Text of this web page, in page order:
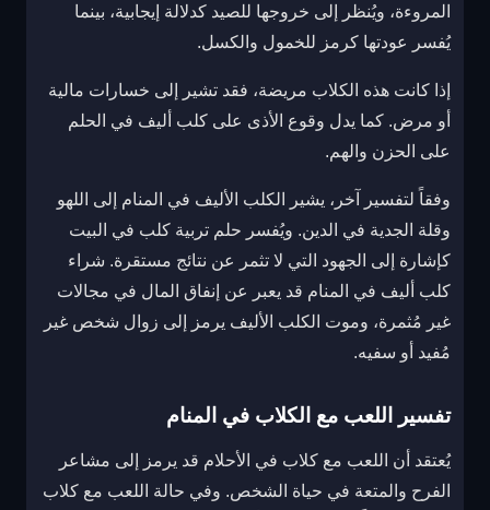
المروءة، ويُنظر إلى خروجها للصيد كدلالة إيجابية، بينما
يُفسر عودتها كرمز للخمول والكسل.
إذا كانت هذه الكلاب مريضة، فقد تشير إلى خسارات مالية
أو مرض. كما يدل وقوع الأذى على كلب أليف في الحلم
على الحزن والهم.
وفقاً لتفسير آخر، يشير الكلب الأليف في المنام إلى اللهو
وقلة الجدية في الدين. ويُفسر حلم تربية كلب في البيت
كإشارة إلى الجهود التي لا تثمر عن نتائج مستقرة. شراء
كلب أليف في المنام قد يعبر عن إنفاق المال في مجالات
غير مُثمرة، وموت الكلب الأليف يرمز إلى زوال شخص غير
مُفيد أو سفيه.
تفسير اللعب مع الكلاب في المنام
يُعتقد أن اللعب مع كلاب في الأحلام قد يرمز إلى مشاعر
الفرح والمتعة في حياة الشخص. وفي حالة اللعب مع كلاب